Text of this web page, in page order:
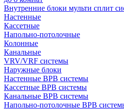
Внутренние блоки мульти сплит
Настенные
Кассетные
Напольно-потолочные
Колонные
Канальные
VRV/VRF системы
Наружные блоки
Настенные ВРВ системы
Кассетные ВРВ системы
Канальные ВРВ системы
Напольно-потолочные ВРВ